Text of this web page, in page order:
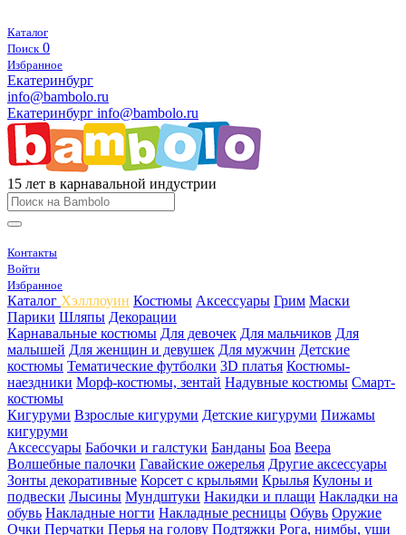
Каталог
Поиск 0
Избранное
Екатеринбург
info@bambolo.ru
Екатеринбург info@bambolo.ru
15 лет в карнавальной индустрии
Контакты
Войти
Избранное
Каталог Хэлллоуин Костюмы Аксессуары Грим Маски
Парики Шляпы Декорации
Карнавальные костюмы Для девочек Для мальчиков Для
малышей Для женщин и девушек Для мужчин Детские
костюмы Тематические футболки 3D платья Костюмы-
наездники Морф-костюмы, зентай Надувные костюмы Смарт-
костюмы
Кигуруми Взрослые кигуруми Детские кигуруми Пижамы
кигуруми
Аксессуары Бабочки и галстуки Банданы Боа Веера
Волшебные палочки Гавайские ожерелья Другие аксессуары
Зонты декоративные Корсет с крыльями Крылья Кулоны и
подвески Лысины Мундштуки Накидки и плащи Накладки на
обувь Накладные ногти Накладные ресницы Обувь Оружие
Очки Перчатки Перья на голову Подтяжки Рога, нимбы, уши